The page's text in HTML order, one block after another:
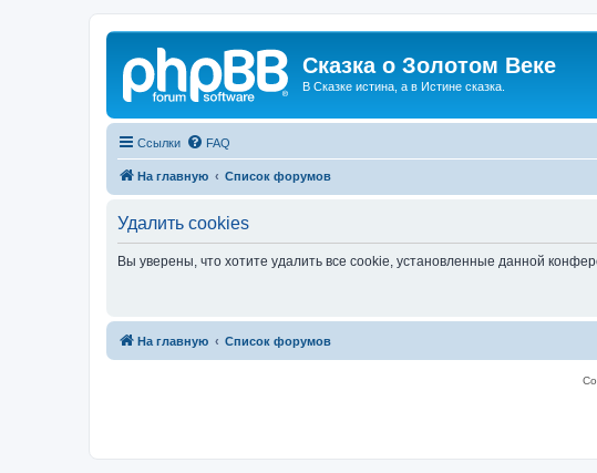
Сказка о Золотом Веке
В Сказке истина, а в Истине сказка.
Ссылки FAQ
На главную Список форумов
Удалить cookies
Вы уверены, что хотите удалить все cookie, установленные данной
На главную Список форумов